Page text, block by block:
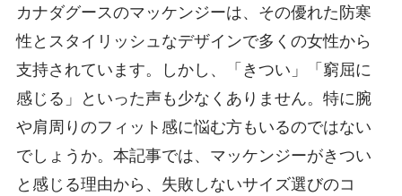
カナダグースのマッケンジーは、その優れた防寒
性とスタイリッシュなデザインで多くの女性から
支持されています。しかし、「きつい」「窮屈に
感じる」といった声も少なくありません。特に腕
や肩周りのフィット感に悩む方もいるのではない
でしょうか。本記事では、マッケンジーがきつい
と感じる理由から、失敗しないサイズ選びのコ